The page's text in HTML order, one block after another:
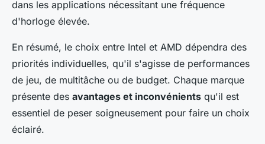
dans les applications nécessitant une fréquence
d'horloge élevée.
En résumé, le choix entre Intel et AMD dépendra des
priorités individuelles, qu'il s'agisse de performances
de jeu, de multitâche ou de budget. Chaque marque
présente des avantages et inconvénients qu'il est
essentiel de peser soigneusement pour faire un choix
éclairé.